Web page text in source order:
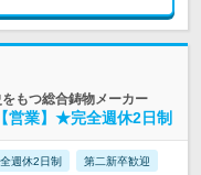
もつ総合鋳物メーカー
営業】★完全週休2日制
週休2日制 第二新卒歓迎